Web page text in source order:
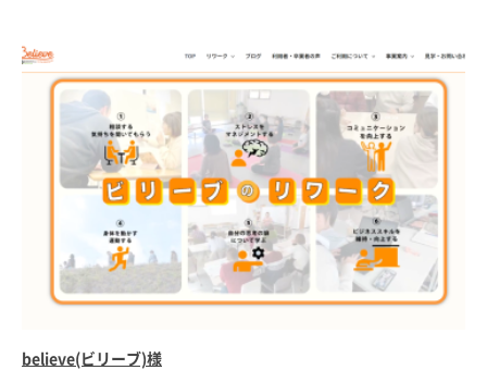
believe(ビリーブ)様